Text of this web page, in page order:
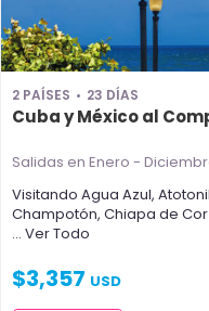
2 PAÍSES 23 DÍAS
Cuba y México al
Salidas en Enero -
Visitando Agua Azul,
Champotón, Chiapa de
... Ver Todo
$3,357 USD